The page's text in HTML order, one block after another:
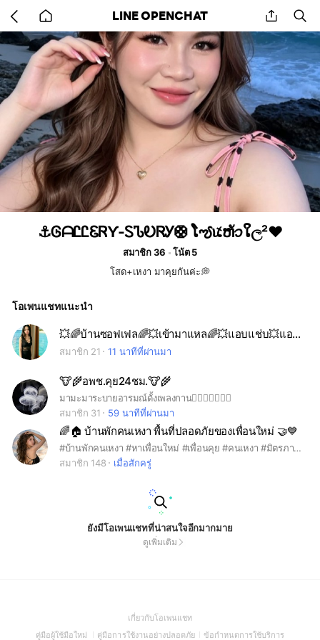
back
to
home
LINE OPENCHAT share
⚓ᎶᗩᏝᏝᏋᏒƳ-ᏚᏖᎧᏒᎩ🛟 ໂఌౕꪽຫัꪫໃල²❤️
สมาชิก 36
โน้ต 5
โสด+เหงา มาคุยกันค่ะ💭
โอเพนแชทแนะนำ
💥🌈บ้านซอฟเฟล🌈💥เข้ามาแหล🌈💥แอบแช่บ💥แอบรักคุยกัน🥰🥰
สมาชิก 21 11 นาทีที่ผ่านมา
🐮🌾อพช.คุย24ชม.🐮🌾
มามะมาระบายอารมณ์ดั้งเพลงกาน👉🏻👈🏻🥰🐦‍🔥
สมาชิก 31
59 นาทีที่ผ่านมา
🌈🏠 บ้านพักคนเหงา พื้นที่ปลอดภัยของเพื่อนใหม่ 🤝💙
#บ้านพักคนเหงา #หาเพื่อนใหม่ #เพื่อนคุย #คนเหงา #มิตรภาพดีๆ #คุยเล่นได้ #ระบายได้ #ยินดีต้อนรับสมาชิกใหม่ #อยู่ด้วยกันอย่างสบายใจ #SafeSpace #NewFriends #Friendship
สมาชิก 148
เมื่อสักครู่
ยังมีโอเพนแชทที่น่าสนใจอีกมากมาย
ดูเพิ่มเติม
เกี่ยวกับโอเพนแชท(Open
in
คู่มือผู้ใช้มือใหม่ (Open
คู่มือการใช้งานอย่างปลอดภัย(Open
ข้อกำหนดการใช้บริการ(Open